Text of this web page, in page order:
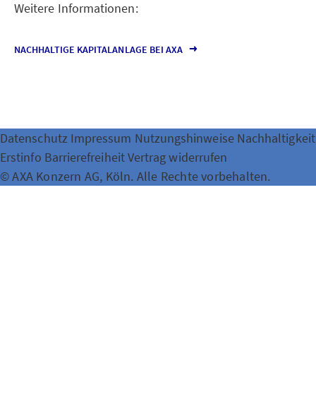
Weitere Informationen:
NACHHALTIGE KAPITALANLAGE BEI AXA
Datenschutz Impressum Nutzungshinweise Nachhaltigkeit
Erstinfo BarrierefreiheitVertrag widerrufen
© AXA Konzern AG, Köln. Alle Rechte vorbehalten.